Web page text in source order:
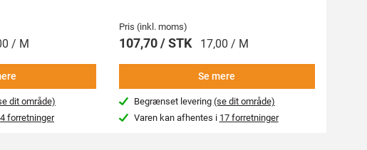
/ M
dit område)
4 forretninger
Pris (inkl. moms)
107,70 / STK 17,00 / M
Se mere
Begrænset levering (se dit område)
Varen kan afhentes i 17 forretninger